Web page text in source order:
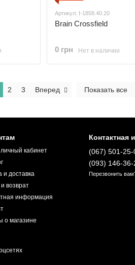
Артикул: I-1858.40.20
Brain Crossfield
0 грн Нет в наличии
2 3 Вперед Показать все
личный кабинет
и доставка
возврат
информация
о магазине
Контактная
(067) 501-25-
(093) 146-36-
Перезвонить